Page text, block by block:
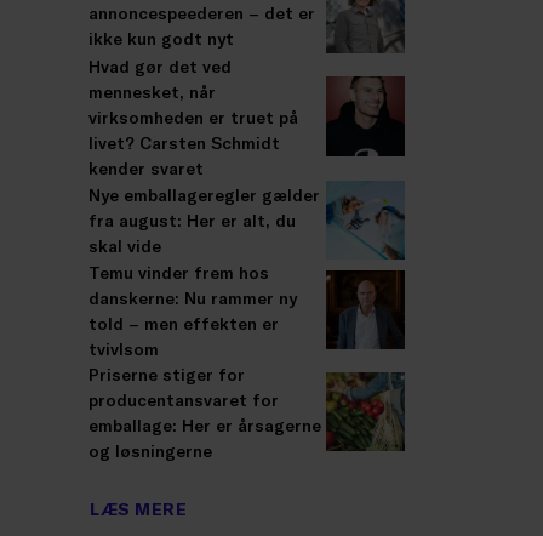
annoncespeederen – det er
ikke kun godt nyt
Hvad gør det ved
mennesket, når
virksomheden er truet på
livet? Carsten Schmidt
kender svaret
Nye emballageregler gælder
fra august: Her er alt, du
skal vide
Temu vinder frem hos
danskerne: Nu rammer ny
told – men effekten er
tvivlsom
Priserne stiger for
producentansvaret for
emballage: Her er årsagerne
og løsningerne
LÆS MERE